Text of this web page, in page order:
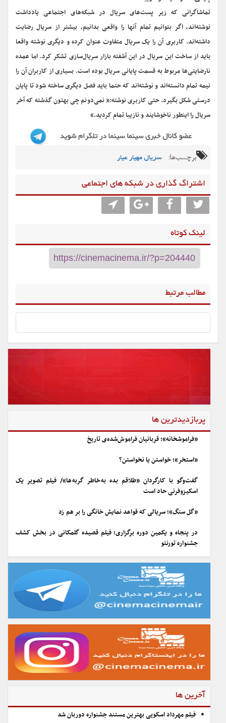
تماشاگرانی که زیر پست‌های سریال در شبکه‌های اجتماعی یادداشت
نوشته‌اند، اگر بتوانیم تمام آنها را واقعی بدانیم، بیشتر از سریال رضایت
داشته‌اند. کاربری آن را یک ‌سریال متفاوت عنوان کرده و دیگری نوشته واقعا
باید از ساخت این سریال در این آشفته بازار سریال‌سازی‌ تشکر کرد. اما عمده
نارضایتی‌ها مربوط به قسمت پایانی سریال بوده است. بسیاری از کاربران آن را
نیمه تمام دانسته‌اند و نوشته‌اند که حتما باید فصل دیگری ساخته شود تا پایان
درستی شکل بگیرد. حتی کاربری نوشته:« نمی‌دونم چی بهتون گذشته که آخر
سریال را اینطور ناخوشایند و نازیبا تمام کردید.»
برچسب‌ها: سریال مهیار عیار
اشتراگ گذاری در شبکه های اجتماعی
لینک کوتاه
مطالب مرتبط
پربازدیدترین ها
«فراموشخانه»؛ قربانیان فراموش‌شده‌ی تاریخ
«استخر»؛ خواستن یا نخواستن؟
گفت‌وگو با کارگردان «طلاقم بده به خاطر گربه ها»/ فیلم تصویر یک
اسکیزوفرنی حاد است
«گل سنگ»؛ سریالی که قواعد نمایش خانگی را بر هم زد
در پنجاه و یکمین دوره برگزاری؛ فیلم قصیده گلمکانی در بخش کشف
جشنواره تورنتو
آخرین ها
فیلم مهرداد اسکویی بهترین مستند جشنواره دوربان شد